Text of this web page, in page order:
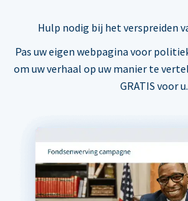
Hulp nodig bij het verspreiden
Pas uw eigen webpagina voor
om uw verhaal op uw manier te
GRATIS voor u.